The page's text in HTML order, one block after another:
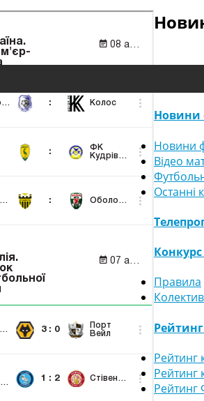
Новини
Новини
Відео
Останні
Конкурс
Правила
Рейтинг
Рейтинг
Рейтинг